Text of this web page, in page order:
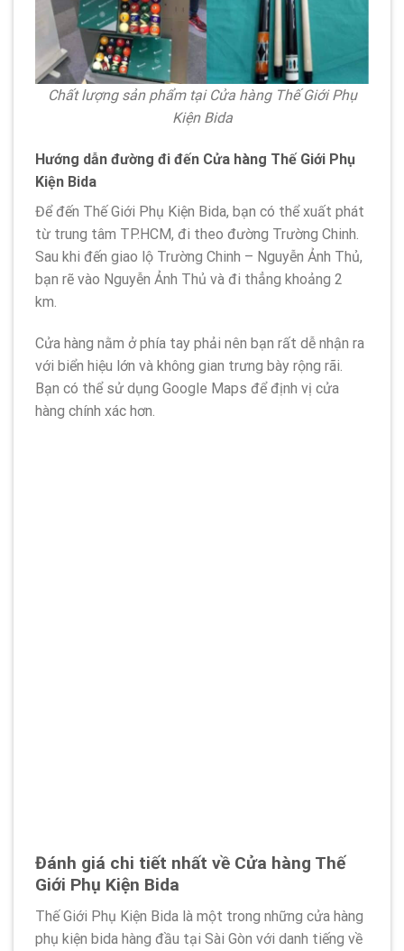
Chất lượng sản phẩm tại Cửa hàng Thế Giới Phụ
Kiện Bida
Hướng dẫn đường đi đến Cửa hàng Thế Giới Phụ
Kiện Bida
Để đến Thế Giới Phụ Kiện Bida, bạn có thể xuất phát
từ trung tâm TP.HCM, đi theo đường Trường Chinh.
Sau khi đến giao lộ Trường Chinh – Nguyễn Ảnh Thủ,
bạn rẽ vào Nguyễn Ảnh Thủ và đi thẳng khoảng 2
km.
Cửa hàng nằm ở phía tay phải nên bạn rất dễ nhận ra
với biển hiệu lớn và không gian trưng bày rộng rãi.
Bạn có thể sử dụng Google Maps để định vị cửa
hàng chính xác hơn.
Đánh giá chi tiết nhất về Cửa hàng Thế
Giới Phụ Kiện Bida
Thế Giới Phụ Kiện Bida là một trong những cửa hàng
phụ kiện bida hàng đầu tại Sài Gòn với danh tiếng về